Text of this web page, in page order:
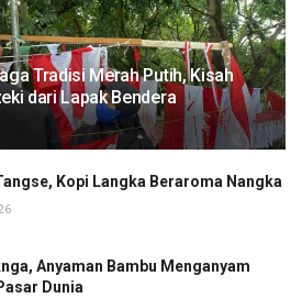
Tradisi Merah Putih, Kisah
dari Lapak Bendera
Kopi Langka Beraroma Nangka
Anyaman Bambu Menganyam
Dunia